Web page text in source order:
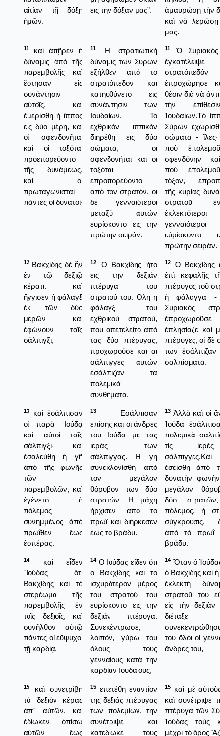
αἰτίαν τῇ δόξῃ
ἡμῶν.
εις την δόξαν μας”.
ἀμαυρώσῃ τὴν
καὶ νὰ λερώσῃ
μας.
11
καὶ ἀπῇρεν ἡ
δύναμις ἀπὸ τῆς
παρεμβολῆς καὶ
ἔστησαν εἰς
συνάντησιν
αὐτοῖς, καὶ
ἐμερίσθη ἡ ἵππος
εἰς δύο μέρη, καὶ
οἱ σφενδονῆται
καὶ οἱ τοξόται
προεπορεύοντο
τῆς δυνάμεως,
καὶ οἱ
πρωταγωνισταὶ
πάντες οἱ δυνατοί·
11
Η στρατιωτική
δύναμις των Συρων
εξήλθεν από το
στρατόπεδον και
κατηυθύνετο εις
συνάντησιν των
Ιουδαίων. Το
εχθρικόν ιππικόν
διηρέθη εις δύο
σώματα, οι
σφενδονήται και οι
τοξόται
επροπορεύοντο
από τον στρατόν, οι
δε γενναιότεροι
μεταξύ αυτών
ευρίσκοντο εις την
πρώτην σειράν.
11
Ὁ Συριακὸς
ἐπροχώρησε
θέσιν διὰ νὰ
τὴν
Ἰουδαίων.Τὸ
Σύρων
σώματα - ἴλες·
ποὺ
σφενδόνην
ποὺ
τόξον,
τῆς κυρίας
στρατοῦ,
εὑρίσκοντο
πρώτην σειράν.
12 Βακχίδης δὲ ἦν
ἐν τῷ δεξιῷ
κέρατι. καὶ
ἤγγισεν ἡ φάλαγξ
ἐκ τῶν δύο
μερῶν καὶ
ἐφώνουν ταῖς
σάλπιγξι,
12
Ο Βακχίδης ήτο
εις την δεξιάν
πτέρυγα του
στρατού του. Ολη η
φάλαγξ του
εχθρικού στρατού,
που απετελείτο από
τας δύο πτέρυγας,
προχωρούσε και αι
σάλπιγγες αυτών
εσάλπιζαν τα
πολεμικά
συνθήματα.
12
Ὁ Βακχίδης
ἐπὶ κεφαλῆς
πτέρυγος τοῦ
ἡ φάλαγγα -
Συριακὸς
ἐπλησίαζε καὶ
πτέρυγες, οἱ δὲ
των ἐσάλπιζαν
σαλπίσματα.
13
καὶ ἐσάλπισαν
οἱ παρὰ ᾿Ιούδᾳ
καὶ αὐτοὶ ταῖς
σάλπιγξι· καὶ
ἐσαλεύθη ἡ γῆ
ἀπὸ τῆς φωνῆς
τῶν
παρεμβολῶν, καὶ
ἐγένετο ὁ
πόλεμος
συνημμένος ἀπὸ
πρωΐθεν ἕως
ἑσπέρας.
13
Εσάλπισαν
επίσης και οι άνδρες
του Ιούδα με τας
ιεράς των
σάλπιγγας. Η γη
συνεκλονίσθη από
τον μεγάλον
θόρυβον των δύο
στρατών. Η μάχη
ήρχισεν από το
πρωϊ και διήρκεσεν
έως το βράδυ.
13 Ἀλλὰ καὶ οἱ
Ἰούδα
πολεμικὰ
τὶς
ἐσείσθη ἀπὸ
δυνατὴν
μεγάλον
δύο
πόλεμος, ἡ
σύγκρουσις,
ἀπὸ τὸ πρωῒ
βράδυ.
14
καὶ εἶδεν
᾿Ιούδας ὅτι
Βακχίδης καὶ τὸ
στερέωμα τῆς
παρεμβολῆς ἐν
τοῖς δεξιοῖς, καὶ
συνῆλθον αὐτῷ
πάντες οἱ εὔψυχοι
τῇ καρδίᾳ,
14 Ο Ιούδας είδεν ότι
ο Βακχίδης και το
ισχυρότερον μέρος
του στρατού του
ευρίσκοντο εις την
δεξιάν πτέρυγα.
Συνεκέντρωσε,
λοιπόν, γύρω του
όλους τους
γενναίους κατά την
καρδίαν Ιουδαίους,
14 Ὅταν ὁ Ἰούδας
ὁ Βακχίδης καὶ ἡ
ἐκλεκτὴ
στρατοῦ του
εἰς τὴν δεξιὰν
του ὅλοι οἱ
ἄνδρες του,
15
καὶ συνετρίβη
τὸ δεξιὸν κέρας
ἀπ᾿ αὐτῶν, καὶ
ἐδίωκεν ὀπίσω
αὐτῶν ἕως
15 επετέθη εναντίον
της δεξιάς πτέρυγας
των πολεμίων, την
συνέτριψε και
κατεδίωκε τους
15
καὶ μὲ
καὶ συνέτριψε
πτέρυγα τῶν
Ἰούδας τοὺς
μέχρι τὸ ὄρος